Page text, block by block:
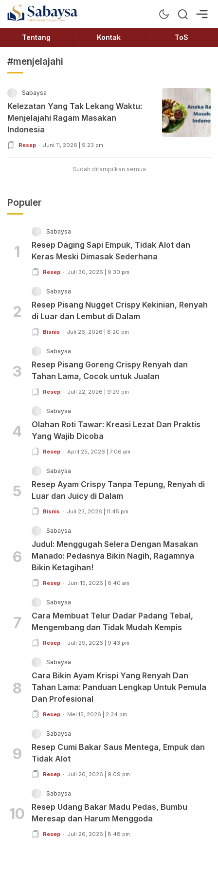
Sabaysa
Lebih Dekat Dengan Ilmu
Tentang Kontak ToS
#menjelajahi
Sabaysa
Kelezatan Yang Tak Lekang Waktu:
Menjelajahi Ragam Masakan
Indonesia
Resep Juni 11, 2026 | 9:23 pm
Sudah ditampilkan semua
Populer
1
Sabaysa
Resep Daging Sapi Empuk, Tidak Alot dan
Keras Meski Dimasak Sederhana
Resep Juli 30, 2026 | 9:30 pm
2
Sabaysa
Resep Pisang Nugget Crispy Kekinian, Renyah
di Luar dan Lembut di Dalam
Bisnis Juli 26, 2026 | 8:20 pm
3
Sabaysa
Resep Pisang Goreng Crispy Renyah dan
Tahan Lama, Cocok untuk Jualan
Resep Juli 22, 2026 | 9:29 pm
4
Sabaysa
Olahan Roti Tawar: Kreasi Lezat Dan Praktis
Yang Wajib Dicoba
Resep April 25, 2026 | 7:06 am
5
Sabaysa
Resep Ayam Crispy Tanpa Tepung, Renyah di
Luar dan Juicy di Dalam
Bisnis Juli 23, 2026 | 11:45 pm
6
Sabaysa
Judul: Menggugah Selera Dengan Masakan
Manado: Pedasnya Bikin Nagih, Ragamnya
Bikin Ketagihan!
Resep Juni 15, 2026 | 6:40 am
7
Sabaysa
Cara Membuat Telur Dadar Padang Tebal,
Mengembang dan Tidak Mudah Kempis
Resep Juli 29, 2026 | 9:43 pm
8
Sabaysa
Cara Bikin Ayam Krispi Yang Renyah Dan
Tahan Lama: Panduan Lengkap Untuk Pemula
Dan Profesional
Resep Mei 15, 2026 | 2:34 pm
9
Sabaysa
Resep Cumi Bakar Saus Mentega, Empuk dan
Tidak Alot
Resep Juli 26, 2026 | 9:09 pm
10
Sabaysa
Resep Udang Bakar Madu Pedas, Bumbu
Meresap dan Harum Menggoda
Resep Juli 26, 2026 | 8:48 pm